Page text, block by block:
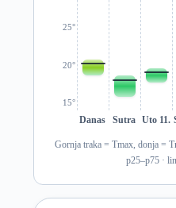
15°
20°
25°
Danas Sutra Uto 11.
Gornja traka = Tmax, donja =
p25–p75 ·